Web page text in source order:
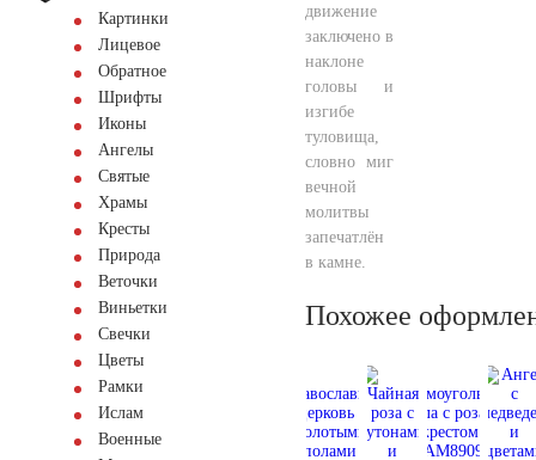
Картинки
Лицевое
Обратное
Шрифты
Иконы
Ангелы
Святые
Храмы
Кресты
Природа
Веточки
Виньетки
Свечки
Цветы
Рамки
Ислам
Военные
движение
заключено в
наклоне
головы и
изгибе
туловища,
словно миг
вечной
молитвы
запечатлён
в камне.
Похожее